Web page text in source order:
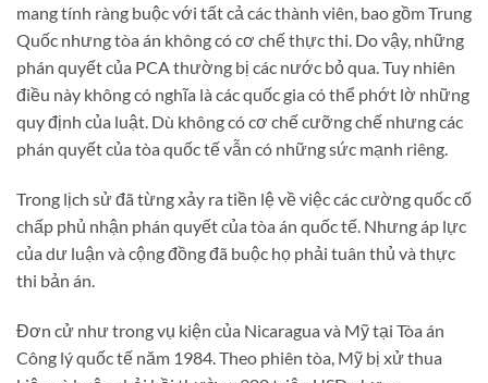
mang tính ràng buộc với tất cả các thành viên, bao gồm Trung
Quốc nhưng tòa án không có cơ chế thực thi. Do vậy, những
phán quyết của PCA thường bị các nước bỏ qua. Tuy nhiên
điều này không có nghĩa là các quốc gia có thể phớt lờ những
quy định của luật. Dù không có cơ chế cưỡng chế nhưng các
phán quyết của tòa quốc tế vẫn có những sức mạnh riêng.
Trong lịch sử đã từng xảy ra tiền lệ về việc các cường quốc cố
chấp phủ nhận phán quyết của tòa án quốc tế. Nhưng áp lực
của dư luận và cộng đồng đã buộc họ phải tuân thủ và thực
thi bản án.
Đơn cử như trong vụ kiện của Nicaragua và Mỹ tại Tòa án
Công lý quốc tế năm 1984. Theo phiên tòa, Mỹ bị xử thua